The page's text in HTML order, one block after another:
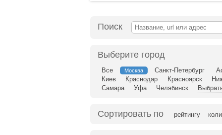
Поиск
Выберите город
Все Москва Санкт-Петербург
Киев
Краснодар Красноярск
Самара
Уфа Челябинск
Сортировать по рейтингу